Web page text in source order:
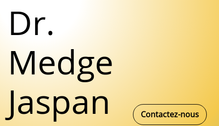
Dr.
Medge
Jaspan
Contactez-nous